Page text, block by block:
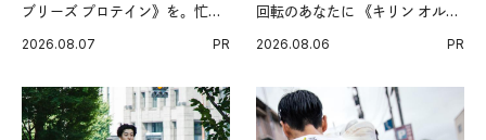
ブリーズ プロテイン》を。忙し
グ習慣。
2026.08.07 PR
回転のあなたに 《キリン オルニ
2026.08.06 PR